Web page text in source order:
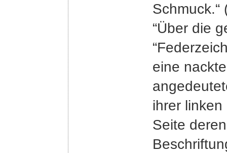
Schmuck.“
“Über die
eine
ihrer
Seite